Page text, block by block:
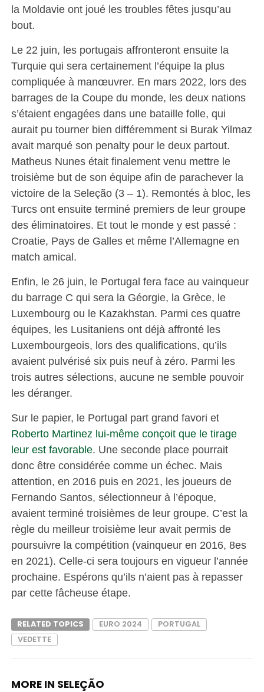
la Moldavie ont joué les troubles fêtes jusqu’au
bout.
Le 22 juin, les portugais affronteront ensuite la
Turquie qui sera certainement l’équipe la plus
compliquée à manœuvrer. En mars 2022, lors des
barrages de la Coupe du monde, les deux nations
s’étaient engagées dans une bataille folle, qui
aurait pu tourner bien différemment si Burak Yilmaz
avait marqué son penalty pour le deux partout.
Matheus Nunes était finalement venu mettre le
troisième but de son équipe afin de parachever la
victoire de la Seleção (3 – 1). Remontés à bloc, les
Turcs ont ensuite terminé premiers de leur groupe
des éliminatoires. Et tout le monde y est passé :
Croatie, Pays de Galles et même l’Allemagne en
match amical.
Enfin, le 26 juin, le Portugal fera face au vainqueur
du barrage C qui sera la Géorgie, la Grèce, le
Luxembourg ou le Kazakhstan. Parmi ces quatre
équipes, les Lusitaniens ont déjà affronté les
Luxembourgeois, lors des qualifications, qu’ils
avaient pulvérisé six puis neuf à zéro. Parmi les
trois autres sélections, aucune ne semble pouvoir
les déranger.
Sur le papier, le Portugal part grand favori et
Roberto Martinez lui-même conçoit que le tirage
leur est favorable. Une seconde place pourrait
donc être considérée comme un échec. Mais
attention, en 2016 puis en 2021, les joueurs de
Fernando Santos, sélectionneur à l’époque,
avaient terminé troisièmes de leur groupe. C’est la
règle du meilleur troisième leur avait permis de
poursuivre la compétition (vainqueur en 2016, 8es
en 2021). Celle-ci sera toujours en vigueur l’année
prochaine. Espérons qu’ils n’aient pas à repasser
par cette fâcheuse étape.
RELATED TOPICS EURO 2024
PORTUGAL
VEDETTE
MORE IN SELEÇÃO